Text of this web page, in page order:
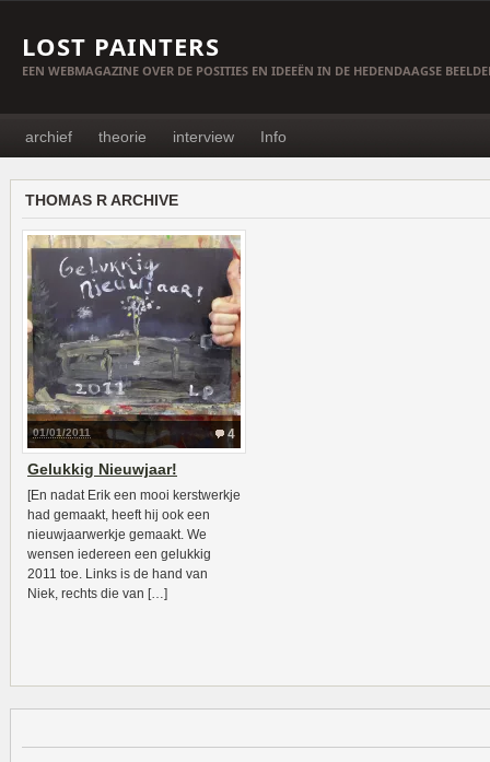
LOST PAINTERS
EEN WEBMAGAZINE OVER DE POSITIES EN IDEEËN IN DE HEDENDAAGSE
archief theorie interview Info
THOMAS R ARCHIVE
4
01/01/2011
Gelukkig Nieuwjaar!
[En nadat Erik een mooi kerstwerkje
had gemaakt, heeft hij ook een
nieuwjaarwerkje gemaakt. We
wensen iedereen een gelukkig
2011 toe. Links is de hand van
Niek, rechts die van […]